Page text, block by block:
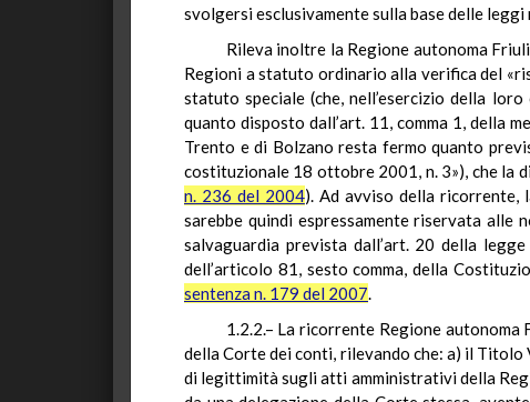
svolgersi esclusivamente sulla base delle
Rileva inoltre la Regione autonoma
Regioni a statuto ordinario alla verifica del
statuto speciale (che, nell’esercizio della
quanto disposto dall’art. 11, comma 1, della
Trento e di Bolzano resta fermo quanto
costituzionale 18 ottobre 2001, n. 3»), che la
n. 236 del 2004). Ad avviso della ricorrente,
sarebbe quindi espressamente riservata alle
salvaguardia prevista dall’art. 20 della
dell’articolo 81, sesto comma, della
sentenza n. 179 del 2007.
1.2.2.– La ricorrente Regione
della Corte dei conti, rilevando che: a) il
di legittimità sugli atti amministrativi della